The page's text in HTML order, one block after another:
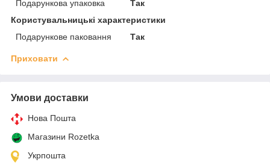
Подарункова упаковка
Так
Користувальницькі характеристики
Подарункове паковання
Так
Приховати
Умови доставки
Нова Пошта
Магазини Rozetka
Укрпошта